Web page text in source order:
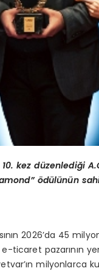
kez düzenlediği
” ödülünün
2026’da 45
ticaret pazarının
milyonlarca